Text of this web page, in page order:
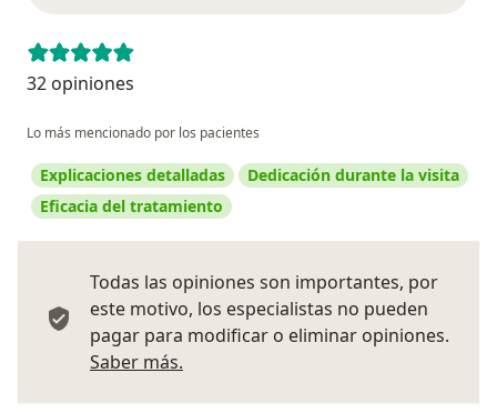
32 opiniones
Lo más mencionado por los pacientes
Explicaciones detalladas
Dedicación durante la visita
Eficacia del tratamiento
Todas las opiniones son importantes, por
este motivo, los especialistas no pueden
pagar para modificar o eliminar opiniones.
Saber más.